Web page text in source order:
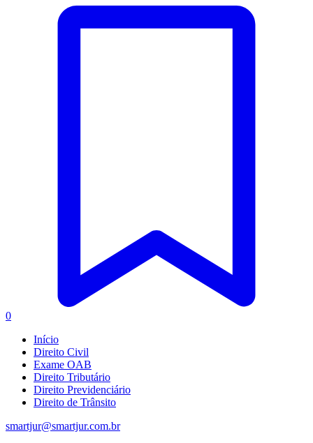
0
Início
Direito Civil
Exame OAB
Direito Tributário
Direito Previdenciário
Direito de Trânsito
smartjur@smartjur.com.br